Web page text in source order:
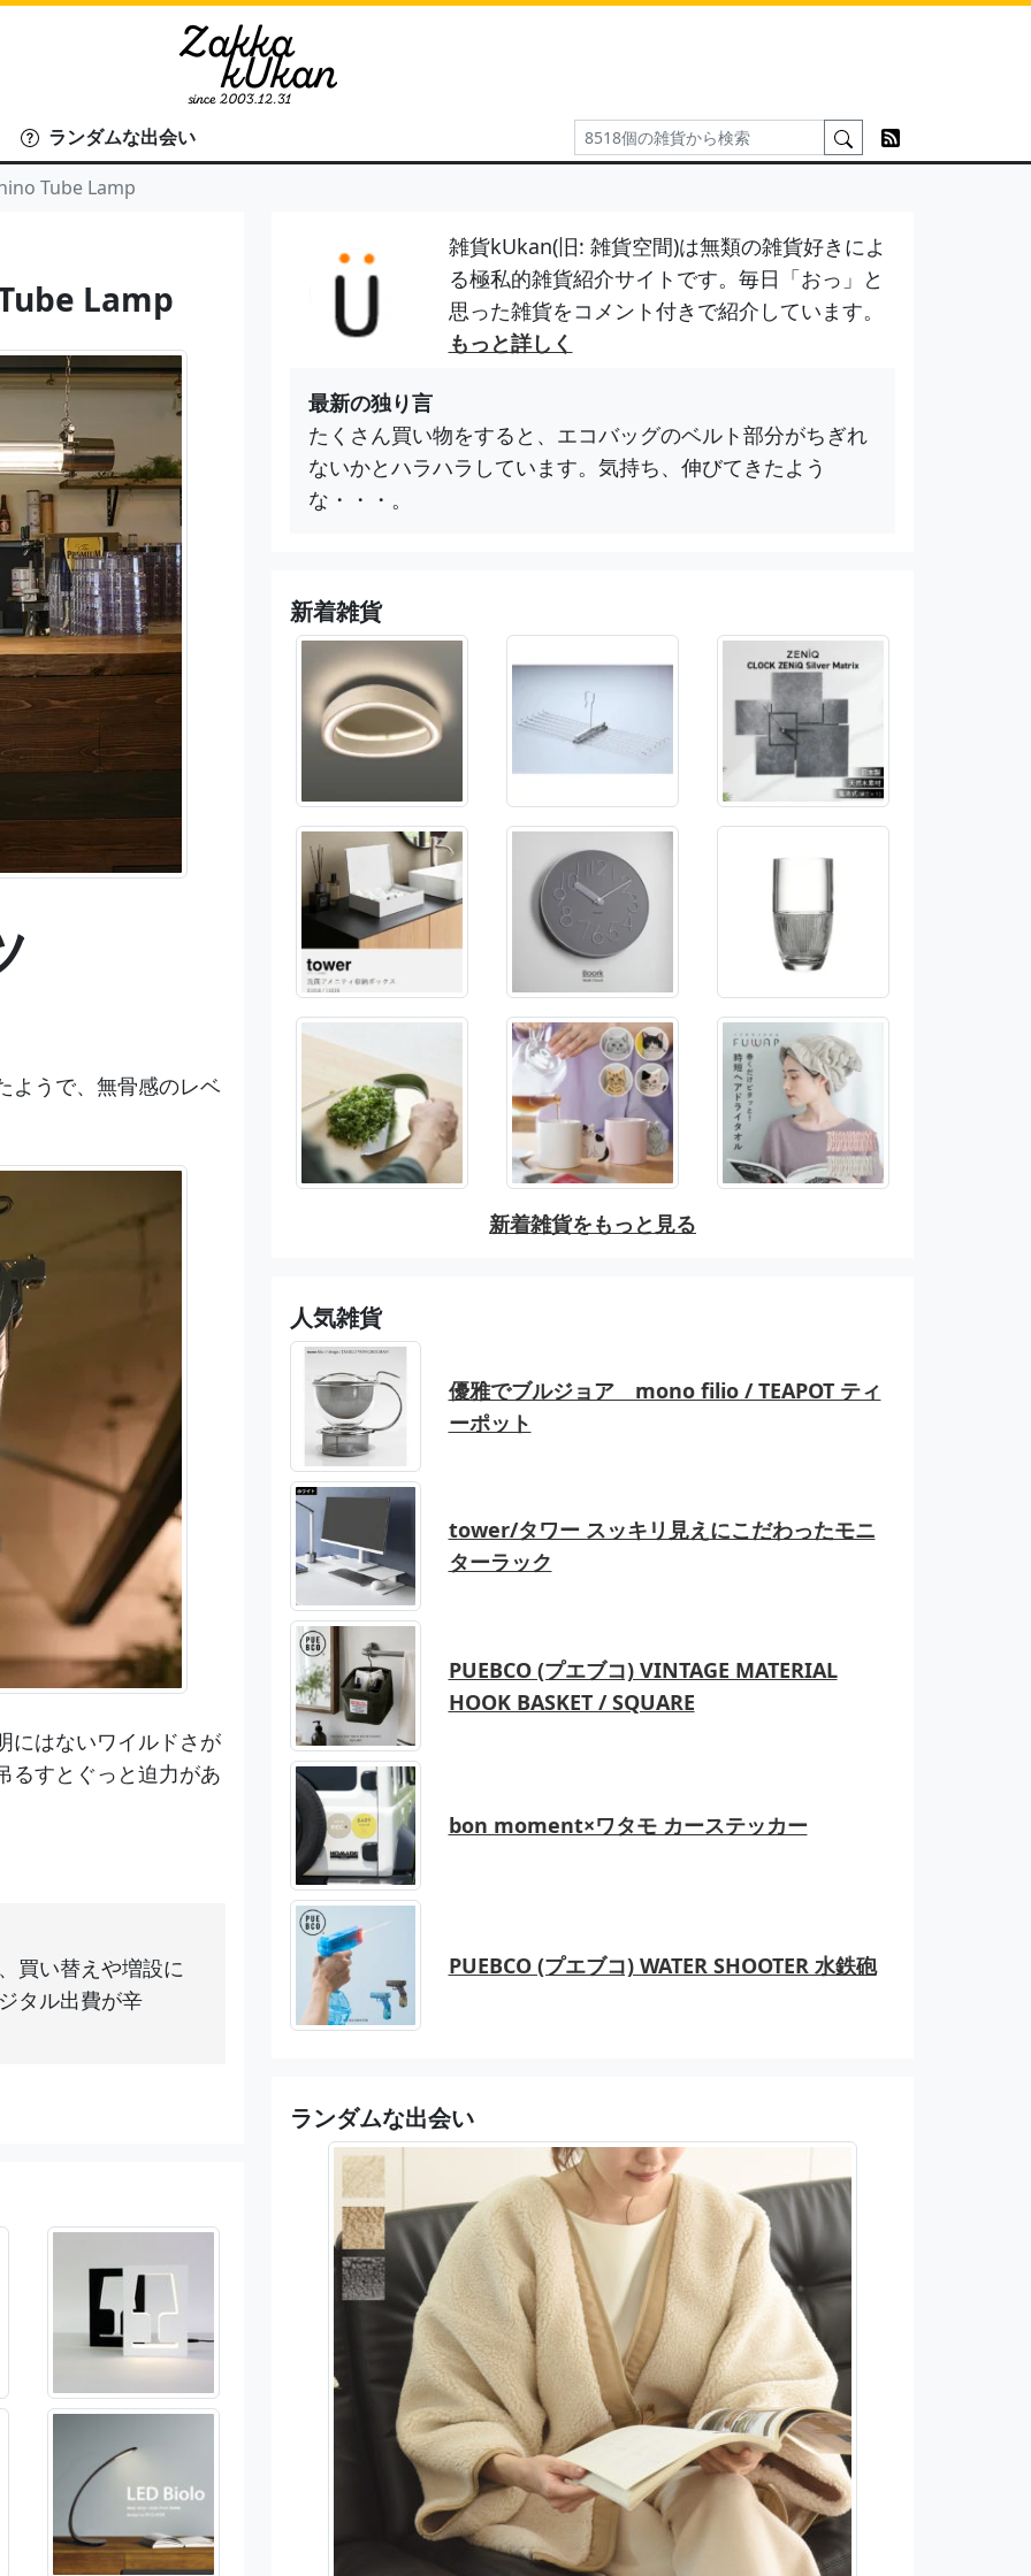
ランダムな出会い
Tube Lamp
Lamp
ようで、無骨感のレベ
にはないワイルドさが
るすとぐっと迫力があ
買い替えや増設に
タル出費が辛
雑貨kUkan(旧: 雑貨空間)は無類の雑貨好きによ
る極私的雑貨紹介サイトです。毎日「おっ」と
思った雑貨をコメント付きで紹介しています。
もっと詳しく
最新の独り言
たくさん買い物をすると、エコバッグのベルト部分がちぎれ
ないかとハラハラしています。気持ち、伸びてきたよう
な・・・。
新着雑貨
新着雑貨をもっと見る
人気雑貨
優雅でブルジョア mono filio / TEAPOT ティ
ーポット
tower/タワー スッキリ見えにこだわったモニ
ターラック
PUEBCO (プエブコ) VINTAGE MATERIAL
HOOK BASKET / SQUARE
bon moment×ワタモ カーステッカー
PUEBCO (プエブコ) WATER SHOOTER 水鉄砲
ランダムな出会い